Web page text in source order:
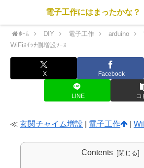
ﾎｰﾑ DIY 電子工作 arduino
WiFiｽｲｯﾁ側増設ｿｰｽ
X Facebook
LINE コ
≪ 玄関チャイム増設 電子工作
Contents
電子工作にはまったかな？